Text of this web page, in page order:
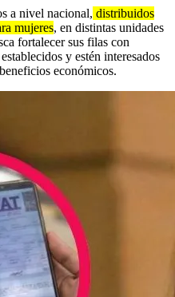
a nivel nacional, distribuidos
mujeres, en distintas unidades
fortalecer sus filas con
y estén interesados
económicos.